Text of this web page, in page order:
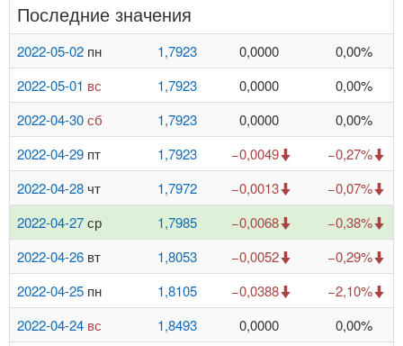
Последние значения
2022-05-02 пн 1,7923 0,0000
0,00%
2022-05-01 вс 1,7923 0,0000
0,00%
2022-04-30сб 1,7923 0,0000
0,00%
2022-04-29 пт 1,7923 −0,0049
−0,27%
2022-04-28 чт 1,7972 −0,0013
−0,07%
2022-04-27ср 1,7985 −0,0068
−0,38%
2022-04-26 вт 1,8053 −0,0052
−0,29%
2022-04-25 пн 1,8105 −0,0388
−2,10%
2022-04-24 вс 1,8493 0,0000
0,00%